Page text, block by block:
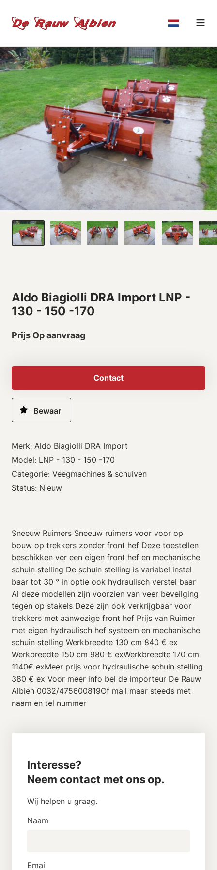
Aldo Biagiolli DRA Import LNP -
130 - 150 -170
Prijs Op aanvraag
Contact
Merk: Aldo Biagiolli DRA Import
Model: LNP - 130 - 150 -170
Categorie: Veegmachines & schuiven
Status: Nieuw
Sneeuw Ruimers Sneeuw ruimers voor voor op
bouw op trekkers zonder front hef Deze toestellen
beschikken ver een eigen front hef en mechanische
schuin stelling De schuin stelling is variabel instel
baar tot 30 ° in optie ook hydraulisch verstel baar
Al deze modellen zijn voorzien van veer beveilging
tegen op stakels Deze zijn ook verkrijgbaar voor
trekkers met aanwezige front hef Prijs van Ruimer
met eigen hydraulisch hef systeem en mechanische
schuin stelling Werkbreedte 130 cm 840 € ex
Werkbreedte 150 cm 980 € exWerkbreedte 170 cm
1140€ exMeer prijs voor hydraulische schuin stelling
380 € ex Voor meer info bel de importeur De Rauw
Albien 0032/475600819Of mail maar steeds met
naam en tel nummer
Interesse?
Neem contact met ons op.
Wij helpen u graag.
Naam
Email